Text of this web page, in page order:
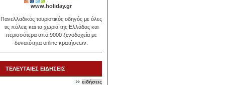
www.holiday.gr
Πανελλαδικός τουριστικός οδηγός με όλες
τις πόλεις και τα χωριά της Ελλάδας και
περισσότερα από 9000 ξενοδοχεία με
δυνατότητα online κρατήσεων.
ΤΕΛΕΥΤΑΙΕΣ ΕΙΔΗΣΕΙΣ
ειδήσεις